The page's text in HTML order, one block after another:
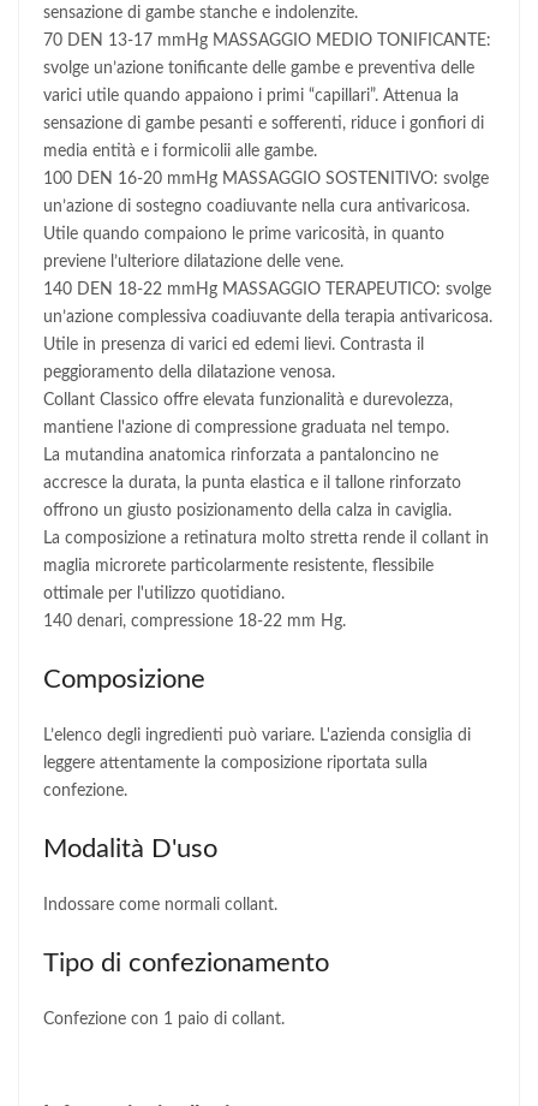
sensazione di gambe stanche e indolenzite.
70 DEN 13-17 mmHg MASSAGGIO MEDIO TONIFICANTE:
svolge un’azione tonificante delle gambe e preventiva delle
varici utile quando appaiono i primi “capillari”. Attenua la
sensazione di gambe pesanti e sofferenti, riduce i gonfiori di
media entità e i formicolii alle gambe.
100 DEN 16-20 mmHg MASSAGGIO SOSTENITIVO: svolge
un’azione di sostegno coadiuvante nella cura antivaricosa.
Utile quando compaiono le prime varicosità, in quanto
previene l’ulteriore dilatazione delle vene.
140 DEN 18-22 mmHg MASSAGGIO TERAPEUTICO: svolge
un’azione complessiva coadiuvante della terapia antivaricosa.
Utile in presenza di varici ed edemi lievi. Contrasta il
peggioramento della dilatazione venosa.
Collant Classico offre elevata funzionalità e durevolezza,
mantiene l'azione di compressione graduata nel tempo.
La mutandina anatomica rinforzata a pantaloncino ne
accresce la durata, la punta elastica e il tallone rinforzato
offrono un giusto posizionamento della calza in caviglia.
La composizione a retinatura molto stretta rende il collant in
maglia microrete particolarmente resistente, flessibile
ottimale per l'utilizzo quotidiano.
140 denari, compressione 18-22 mm Hg.
Composizione
L’elenco degli ingredienti può variare. L'azienda consiglia di
leggere attentamente la composizione riportata sulla
confezione.
Modalità D'uso
Indossare come normali collant.
Tipo di confezionamento
Confezione con 1 paio di collant.